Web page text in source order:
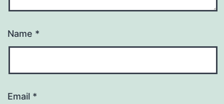
Name *
Email *